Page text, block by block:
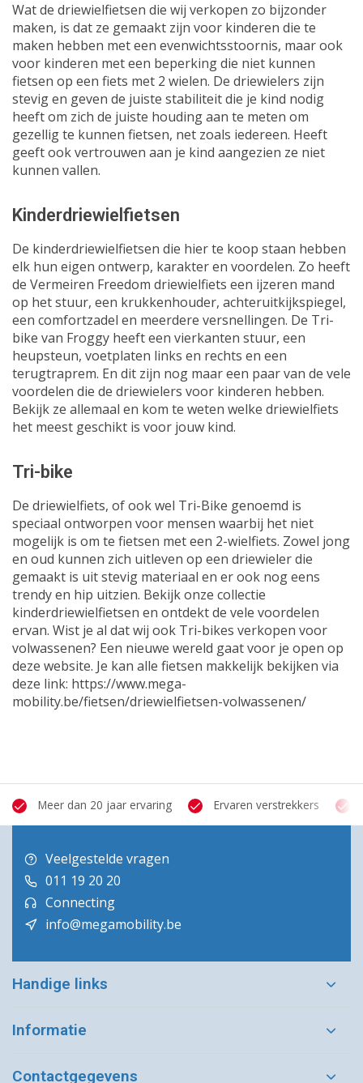
Wat de driewielfietsen die wij verkopen zo bijzonder
maken, is dat ze gemaakt zijn voor kinderen die te
maken hebben met een evenwichtsstoornis, maar ook
voor kinderen met een beperking die niet kunnen
fietsen op een fiets met 2 wielen. De driewielers zijn
stevig en geven de juiste stabiliteit die je kind nodig
heeft om zich de juiste houding aan te meten om
gezellig te kunnen fietsen, net zoals iedereen. Heeft
geeft ook vertrouwen aan je kind aangezien ze niet
kunnen vallen.
Kinderdriewielfietsen
De kinderdriewielfietsen die hier te koop staan hebben
elk hun eigen ontwerp, karakter en voordelen. Zo heeft
de Vermeiren Freedom driewielfiets een ijzeren mand
op het stuur, een krukkenhouder, achteruitkijkspiegel,
een comfortzadel en meerdere versnellingen. De Tri-
bike van Froggy heeft een vierkanten stuur, een
heupsteun, voetplaten links en rechts en een
terugtraprem. En dit zijn nog maar een paar van de vele
voordelen die de driewielers voor kinderen hebben.
Bekijk ze allemaal en kom te weten welke driewielfiets
het meest geschikt is voor jouw kind.
Tri-bike
De driewielfiets, of ook wel Tri-Bike genoemd is
speciaal ontworpen voor mensen waarbij het niet
mogelijk is om te fietsen met een 2-wielfiets. Zowel jong
en oud kunnen zich uitleven op een driewieler die
gemaakt is uit stevig materiaal en er ook nog eens
trendy en hip uitzien. Bekijk onze collectie
kinderdriewielfietsen en ontdekt de vele voordelen
ervan. Wist je al dat wij ook Tri-bikes verkopen voor
volwassenen? Een nieuwe wereld gaat voor je open op
deze website. Je kan alle fietsen makkelijk bekijken via
deze link: https://www.mega-
mobility.be/fietsen/driewielfietsen-volwassenen/
Meer dan 20 jaar ervaring Ervaren verstrekkers
Veelgestelde vragen
011 19 20 20
Connecting
info@megamobility.be
Handige links
Informatie
Contactgegevens